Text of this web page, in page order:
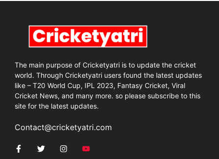
The main purpose of Cricketyatri is to update the cricket
world. Through Cricketyatri users found the latest updates
like – T20 World Cup, IPL 2023, Fantasy Cricket, Viral
Cricket News, and many more. so please subscribe to this
site for the latest updates.
Contact@cricketyatri.com